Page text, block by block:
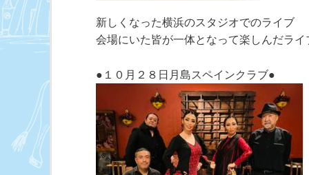
新しくなった横浜のスタジオでのライブ
会場にいた皆が一体となって楽しんだライ
●１０月２８日月島スペインクラブ●